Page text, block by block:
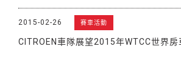
2015-02-26 賽車活動
CITROEN車隊展望2015年WTCC世界房